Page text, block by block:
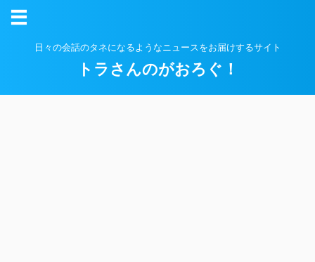
日々の会話のタネになるようなニュースをお届けするサイト
トラさんのがおろぐ！